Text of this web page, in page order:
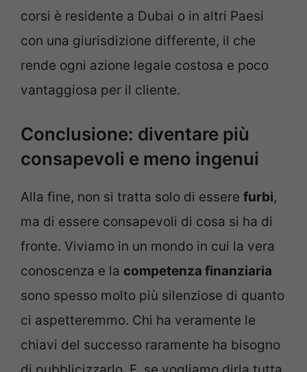
corsi è residente a Dubai o in altri Paesi
con una giurisdizione differente, il che
rende ogni azione legale costosa e poco
vantaggiosa per il cliente.
Conclusione: diventare più
consapevoli e meno ingenui
Alla fine, non si tratta solo di essere furbi,
ma di essere consapevoli di cosa si ha di
fronte. Viviamo in un mondo in cui la vera
conoscenza e la competenza finanziaria
sono spesso molto più silenziose di quanto
ci aspetteremmo. Chi ha veramente le
chiavi del successo raramente ha bisogno